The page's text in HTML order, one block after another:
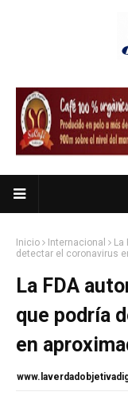
Inicio Internacional
La
detectar el coronavirus
La FDA
que podría
en